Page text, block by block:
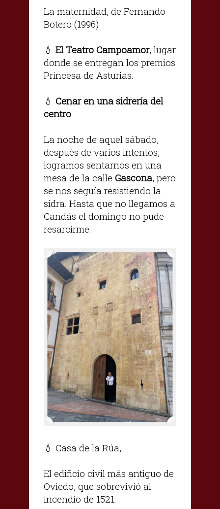
La maternidad, de Fernando
Botero (1996)
💧 El Teatro Campoamor, lugar
donde se entregan los premios
Princesa de Asturias.
💧 Cenar en una sidrería del
centro
La noche de aquel sábado,
después de varios intentos,
logramos sentarnos en una
mesa de la calle Gascona, pero
se nos seguía resistiendo la
sidra. Hasta que no llegamos a
Candás el domingo no pude
resarcirme.
💧 Casa de la Rúa,
El edificio civil más antiguo de
Oviedo, que sobrevivió al
incendio de 1521.